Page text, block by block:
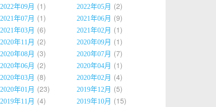
2022年09月 1 2022年05月 2
2021年07月 1 2021年06月 9
2021年03月 6 2021年02月 1
2020年11月 2 2020年09月 1
2020年08月 3 2020年07月 7
2020年06月 2 2020年04月 1
2020年03月 8 2020年02月 4
2020年01月 23 2019年12月 5
2019年11月 4 2019年10月 15